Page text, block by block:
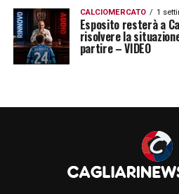
28 Cragno
31 Vicario
44 Carboni
CALCIOMERCATO 1
Esposito resterà a
risolvere la
partire – VIDEO